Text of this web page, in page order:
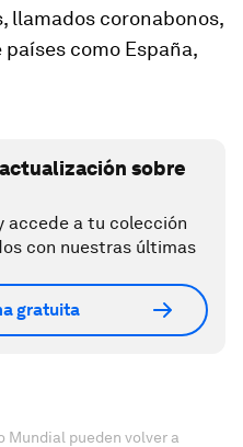
llamados coronabonos,
como España,
sobre
accede a tu colección
con nuestras últimas
gratuita
Mundial pueden volver a